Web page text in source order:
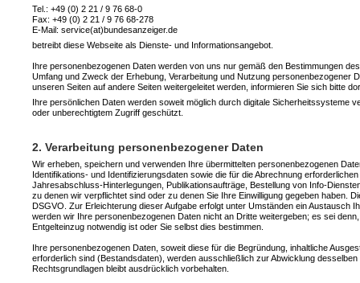
Tel.: +49 (0) 2 21 / 9 76 68-0
Fax: +49 (0) 2 21 / 9 76 68-278
E-Mail: service(at)bundesanzeiger.de
betreibt diese Webseite als Dienste- und Informationsangebot.
Ihre personenbezogenen Daten werden von uns nur gemäß den Bestimmungen
Umfang und Zweck der Erhebung, Verarbeitung und Nutzung
unseren Seiten auf andere Seiten weitergeleitet werden, informieren Sie sich bitte
Ihre persönlichen Daten werden soweit möglich durch digitale
oder unberechtigtem Zugriff geschützt.
2. Verarbeitung personenbezogener Daten
Wir erheben, speichern und verwenden Ihre übermittelten personenbezogenen
Identifikations- und Identifizierungsdaten sowie die für die Abrechnung
Jahresabschluss-Hinterlegungen, Publikationsaufträge, Bestellung von Info-
zu denen wir verpflichtet sind oder zu denen Sie Ihre Einwilligung gegeben haben.
DSGVO. Zur Erleichterung dieser Aufgabe erfolgt unter Umständen ein Austausch
werden wir Ihre personenbezogenen Daten nicht an Dritte weitergeben; es sei
Entgelteinzug notwendig ist oder Sie selbst dies bestimmen.
Ihre personenbezogenen Daten, soweit diese für die Begründung, inhaltliche
erforderlich sind (Bestandsdaten), werden ausschließlich zur Abwicklung
Rechtsgrundlagen bleibt ausdrücklich vorbehalten.